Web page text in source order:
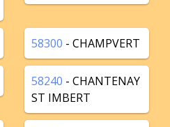
58300 - CHAMPVERT
58240 - CHANTENAY
ST IMBERT